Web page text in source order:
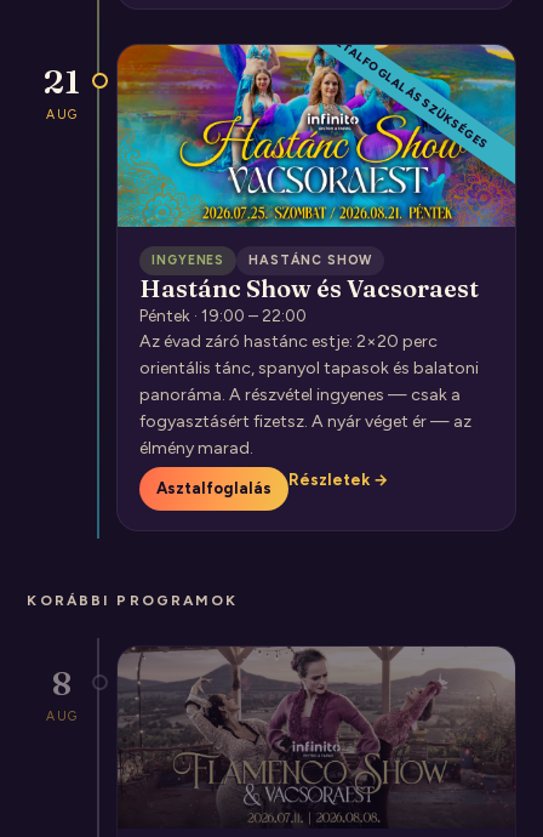
21
AUG CSAK ASZTALFOGLALÁS SZÜKSÉGES
INGYENES HASTÁNC SHOW
Hastánc Show és Vacsoraest
Péntek · 19:00 – 22:00
Az évad záró hastánc estje: 2×20 perc
orientális tánc, spanyol tapasok és balatoni
panoráma. A részvétel ingyenes — csak a
fogyasztásért fizetsz. A nyár véget ér — az
élmény marad.
Asztalfoglalás Részletek →
KORÁBBI PROGRAMOK
8
AUG